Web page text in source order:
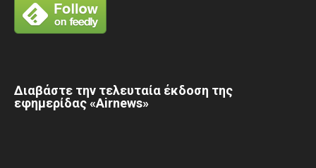
Διαβάστε την τελευταία έκδοση της
εφημερίδας «Airnews»